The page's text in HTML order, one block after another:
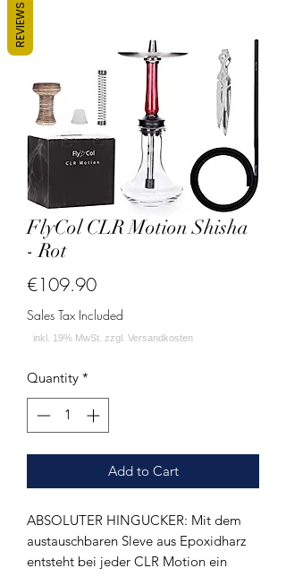
FlyCol CLR Motion Shisha
- Rot
€109.90Price
Sales Tax Included
Quantity *
Add to Cart
ABSOLUTER HINGUCKER: Mit dem
austauschbaren Sleve aus Epoxidharz
entsteht bei jeder CLR Motion ein
REVIEWS